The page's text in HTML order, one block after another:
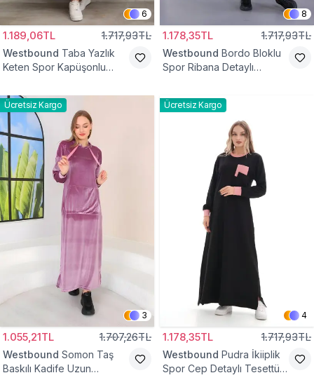
6
1.189,06TL 1.717,93TL
Westbound Taba Yazlık
Keten Spor Kapüşonlu
Tesettür Elbise
8
1.178,35TL 1.717,93TL
Westbound Bordo Bloklu
Spor Ribana Detaylı
Ücretsiz Kargo
3
1.055,21TL 1.707,26TL
Westbound Somon Taş
Baskılı Kadife Uzun
Ücretsiz Kargo
4
1.178,35TL 1.717,93TL
Westbound Pudra İkiiplik
Spor Cep Detaylı Tesettür